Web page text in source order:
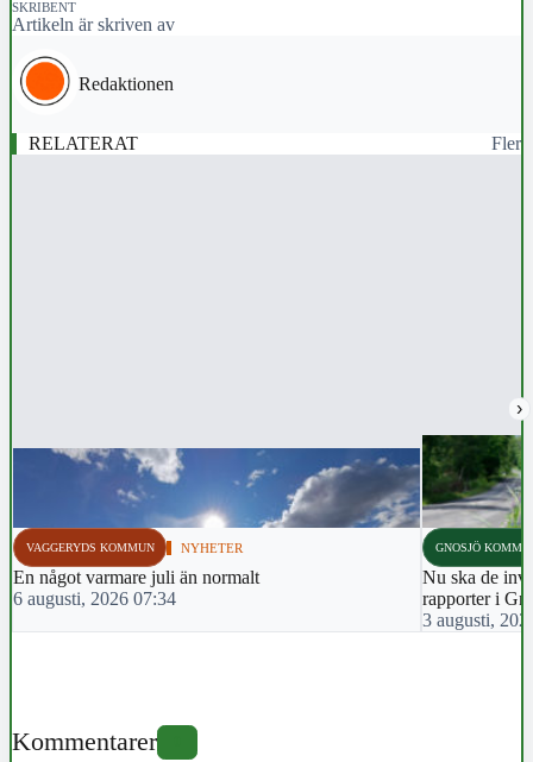
SKRIBENT
Artikeln är skriven av
Redaktionen
RELATERAT Fler
›
VAGGERYDS KOMMUN NYHETER
En något varmare juli än normalt
6 augusti, 2026 07:34
GNOSJÖ
Nu ska de
rapporter i
3 augusti,
Kommentarer